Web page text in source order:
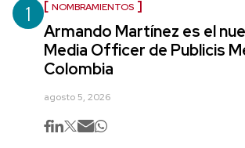
1 NOMBRAMIENTOS
Armando Martínez es el
Media Officer de Publicis
Colombia
agosto 5, 2026